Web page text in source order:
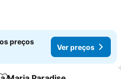
preços
Ver preços